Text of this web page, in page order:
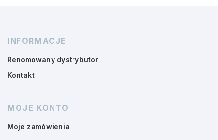
INFORMACJE
Renomowany dystrybutor
Kontakt
MOJE KONTO
Moje zamówienia